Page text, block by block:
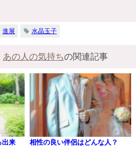
進展 水晶玉子
あの人の気持ちの関連記事
出来
相性の良い伴侶はどんな人？